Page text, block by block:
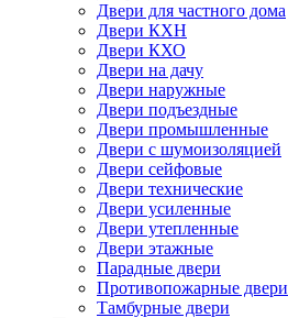
Двери для частного дома
Двери КХН
Двери КХО
Двери на дачу
Двери наружные
Двери подъездные
Двери промышленные
Двери с шумоизоляцией
Двери сейфовые
Двери технические
Двери усиленные
Двери утепленные
Двери этажные
Парадные двери
Противопожарные двери
Тамбурные двери